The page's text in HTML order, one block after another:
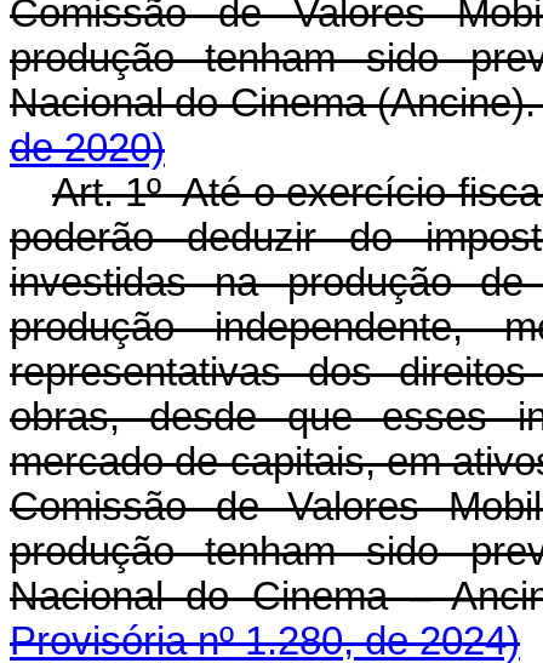
Comissão de Valores
produção tenham sido
Nacional do Cinema
de 2020)
Art. 1º Até o exercício
poderão deduzir do
investidas na produção
produção independente,
representativas dos
obras, desde que esses
mercado de capitais, em
Comissão de Valores
produção tenham sido
Nacional do Cinema –
Provisória nº 1.280, de 2024)